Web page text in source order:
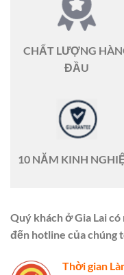
CHẤT LƯỢNG
ĐẦU
10 NĂM KINH
Quý khách ở Gia Lai
đến hotline của chúng
Thời gian